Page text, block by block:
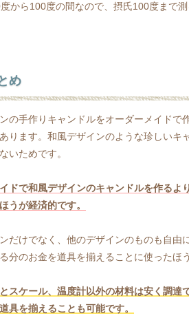
から100度の間なので、摂氏100度まで
め
の手作りキャンドルをオーダーメイドで
ります。和風デザインのような珍しいキ
いためです。
ドで和風デザインのキャンドルを作るよ
うが経済的です。
だけでなく、他のデザインのものも自由
分のお金を道具を揃えることに使ったほ
スケール、温度計以外の材料は安く調達
具を揃えることも可能です。